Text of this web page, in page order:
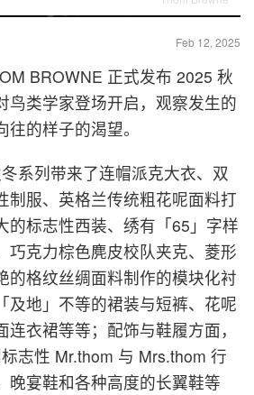
Feb 12, 2025
BROWNE 正式发布 2025 秋
鸟类学家登场开启，观察发生的
的样子的渴望。
系列带来了连帽派克大衣、双
制服、英格兰传统粗花呢面料打
的标志性西装、绣有「65」字样
巧克力棕色麂皮校队夹克、菱形
的格纹丝绸面料制作的模块化衬
及地」不等的裙装与短裤、花呢
衣裙等等；配饰与鞋履方面，
志性 Mr.thom 与 Mrs.thom 行
晚宴鞋和各种高度的长翼鞋等